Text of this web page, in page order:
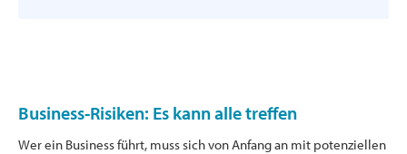
Business-Risiken: Es kann alle treffen
Wer ein Business führt, muss sich von Anfang an mit potenziellen